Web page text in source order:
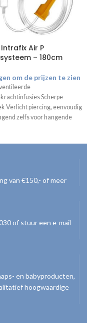
Air P
– 180cm
om de prijzen te zien
Scherpe
Verlicht piercing, eenvoudig
zelfs voor hangende
Leegt zonder residu
goed afgesloten Handige
van €150,- of meer
of stuur een e-mail
en babyproducten,
hoogwaardige